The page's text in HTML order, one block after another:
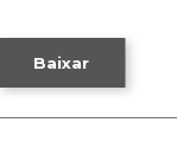
Baixar